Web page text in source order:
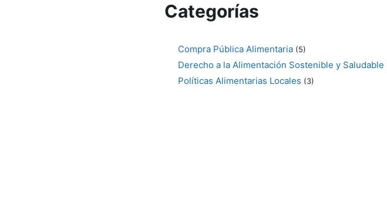
Categorías
Compra Pública Alimentaria (5)
Derecho a la Alimentación Sostenible y Saludable
Políticas Alimentarias Locales (3)